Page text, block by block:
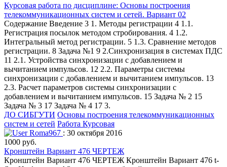
Курсовая работа по дисциплине: Основы построения
телекоммуникационных систем и сетей. Вариант 02
Содержание Введение 3 1. Методы регистрации 4 1.1.
Регистрация посылок методом стробирования. 4 1.2.
Интегральный метод регистрации. 5 1.3. Сравнение методов
регистрации. 8 Задача №1 9 2.Синхронизация в системах ПДС
11 2.1. Устройства синхронизации с добавлением и
вычитанием импульсов. 12 2.2. Параметры системы
синхронизации с добавлением и вычитанием импульсов. 13
2.3. Расчет параметров системы синхронизации с
добавлением и вычитанием импульсов. 15 Задача № 2 15
Задача № 3 17 Задача № 4 17 3.
ДО СИБГУТИ Основы построения телекоммуникационных
систем и сетей Работа Курсовая
Roma967 : 30 октября 2016
1000 руб.
Кронштейн Вариант 476 ЧЕРТЕЖ
Кронштейн Вариант 476 ЧЕРТЕЖ Кронштейн Вариант 476 t-